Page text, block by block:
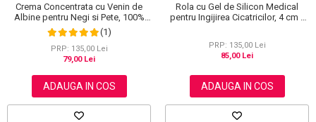
Crema Concentrata cu Venin de
Albine pentru Negi si Pete, 100%
Naturala, 120 g
(1)
PRP: 135,00 Lei
79,00 Lei
ADAUGA IN COS
Rola cu Gel de Silicon Medical
pentru Ingijirea Cicatricilor, 4 cm x
PRP: 135,00 Lei
85,00 Lei
ADAUGA IN COS